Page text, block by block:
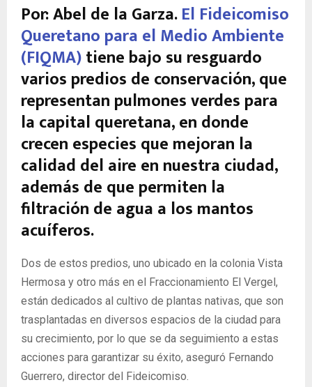
Por: Abel de la Garza.El Fideicomiso
Queretano para el Medio Ambiente
(FIQMA)tiene bajo su resguardo
varios predios de conservación, que
representan pulmones verdes para
la capital queretana, en donde
crecen especies que mejoran la
calidad del aire en nuestra ciudad,
además de que permiten la
filtración de agua a los mantos
acuíferos.
Dos de estos predios, uno ubicado en la colonia Vista
Hermosa y otro más en el Fraccionamiento El Vergel,
están dedicados al cultivo de plantas nativas, que son
trasplantadas en diversos espacios de la ciudad para
su crecimiento, por lo que se da seguimiento a estas
acciones para garantizar su éxito, aseguró Fernando
Guerrero, director del Fideicomiso.